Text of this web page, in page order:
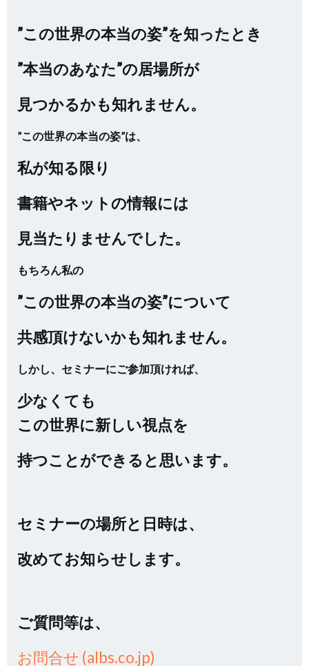
”この世界の本当の姿”を知ったとき
”本当のあなた”の居場所が
見つかるかも知れません。
”この世界の本当の姿”は、
私が知る限り
書籍やネットの情報には
見当たりませんでした。
もちろん私の
”この世界の本当の姿”について
共感頂けないかも知れません。
しかし、セミナーにご参加頂ければ、
少なくても
この世界に新しい視点を
持つことができると思います。
セミナーの場所と日時は、
改めてお知らせします。
ご質問等は、
お問合せ (albs.co.jp)